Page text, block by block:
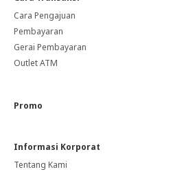
Informasi Korporat
Tentang Kami
Cara Pengajuan
Pembayaran
Gerai Pembayaran
Outlet ATM
Promo